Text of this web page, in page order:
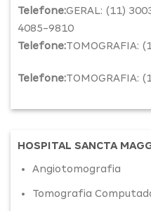
Telefone:GERAL: (11)
4085-9810
Telefone:TOMOGRAFIA:
Telefone:TOMOGRAFIA:
HOSPITAL SANCTA
Angiotomografia
Tomografia